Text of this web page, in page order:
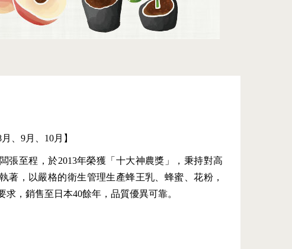
、9月、10月】
張至程，於2013年榮獲「十大神農獎」，秉持對高
著，以嚴格的衛生管理生產蜂王乳、蜂蜜、花粉，
求，銷售至日本40餘年，品質優異可靠。